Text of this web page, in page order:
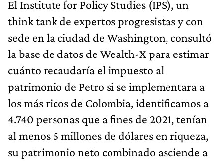
El Institute for Policy Studies (IPS), un
think tank de expertos progresistas y con
sede en la ciudad de Washington, consultó
la base de datos de Wealth-X para estimar
cuánto recaudaría el impuesto al
patrimonio de Petro si se implementara a
los más ricos de Colombia, identificamos a
4.740 personas que a fines de 2021, tenían
al menos 5 millones de dólares en riqueza,
su patrimonio neto combinado asciende a